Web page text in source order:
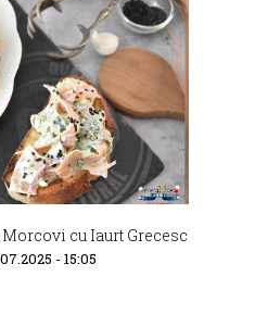
cu Iaurt Grecesc
- 15:05